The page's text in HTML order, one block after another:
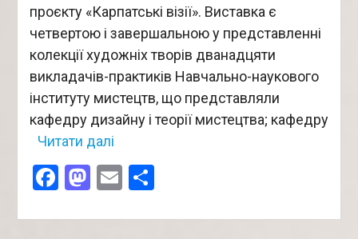
проєкту «Карпатські візії». Виставка є
четвертою і завершальною у представленні
колекції художніх творів дванадцяти
викладачів-практиків Навчально-наукового
інституту мистецтв, що представляли
кафедру дизайну і теорії мистецтва; кафедру
Читати далі
Facebook
Mastodon
Email